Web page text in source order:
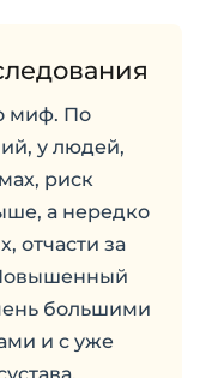
миф. По
у людей,
риск
а нередко
отчасти за
большими
и с уже